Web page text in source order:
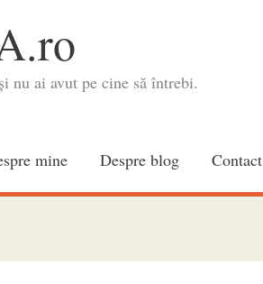
nu ai avut pe cine să întrebi.
mine Despre blog Contact